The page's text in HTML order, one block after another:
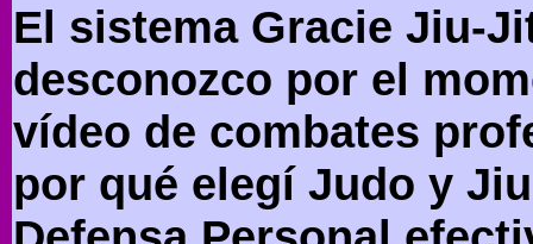
El sistema Gracie Jiu-
desconozco por el
vídeo de combates
por qué elegí Judo y